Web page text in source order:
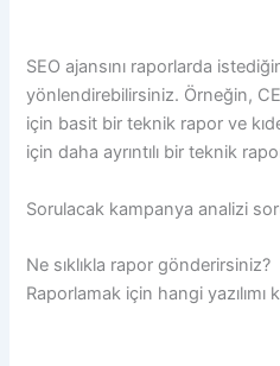
SEO ajansını raporlarda
yönlendirebilirsiniz. Örneğin,
için basit bir teknik rapor ve
için daha ayrıntılı bir teknik
Sorulacak kampanya analizi
Ne sıklıkla rapor gönderirsiniz?
Raporlamak için hangi yazılımı